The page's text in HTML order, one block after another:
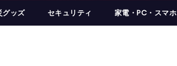
グッズ セキュリティ 家電・PC・スマホ